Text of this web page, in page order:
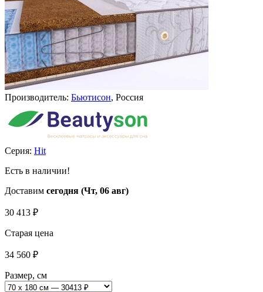
Производитель: Бьютисон, Россия
Серия: Hit
Есть в наличии!
Доставим сегодня (Чт, 06 авг)
30 413 ₽
Старая цена
34 560 ₽
Размер, см